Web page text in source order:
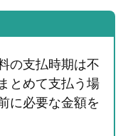
の支払時期は不
とめて支払う場
に必要な金額を